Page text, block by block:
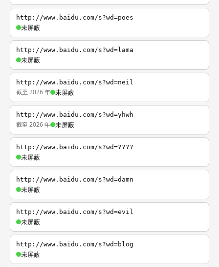
http://www.baidu.com/s?wd=poes
未屏蔽
http://www.baidu.com/s?wd=lama
未屏蔽
http://www.baidu.com/s?wd=neil
截至 2026 年 未屏蔽
http://www.baidu.com/s?wd=yhwh
截至 2026 年 未屏蔽
http://www.baidu.com/s?wd=????
未屏蔽
http://www.baidu.com/s?wd=damn
未屏蔽
http://www.baidu.com/s?wd=evil
未屏蔽
http://www.baidu.com/s?wd=blog
未屏蔽